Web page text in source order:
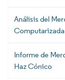
Análisis del
Computarizada
Informe de
Haz Cónico